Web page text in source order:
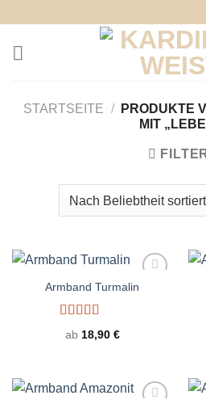
springen
STARTSEITE /
PRODUKTE
MIT
Armband Turmalin
Bewertet
mit 5.00von
ab 18,90 €